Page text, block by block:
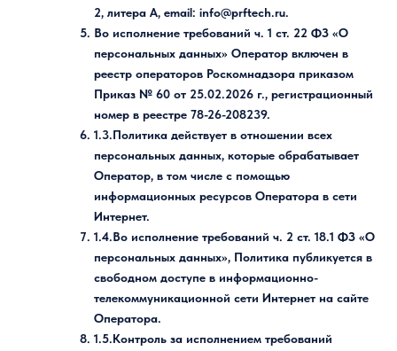
2, литера А, email: info@prftech.ru.
Во исполнение требований ч. 1 ст. 22 ФЗ «О
персональных данных» Оператор включен в
реестр операторов Роскомнадзора приказом
Приказ № 60 от 25.02.2026 г., регистрационный
номер в реестре 78-26-208239.
1.3.Политика действует в отношении всех
персональных данных, которые обрабатывает
Оператор, в том числе с помощью
информационных ресурсов Оператора в сети
Интернет.
1.4.Во исполнение требований ч. 2 ст. 18.1 ФЗ «О
персональных данных», Политика публикуется в
свободном доступе в информационно-
телекоммуникационной сети Интернет на сайте
Оператора.
1.5.Контроль за исполнением требований